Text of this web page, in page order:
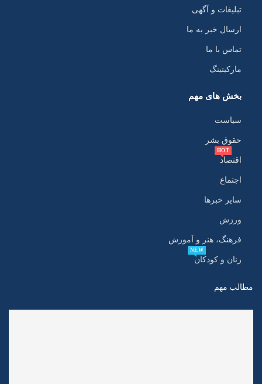
تبلیغات و آگهی
ارسال خبر به ما
تماس با ما
مارکیتینگ
بخش های مهم
سیاست
حقوق بشر
اقتصاد
HOT
اجتماع
سایر خبرها
ورزش
فرهنگ، هنر و آموزش
زنان و کودکان
NEW
مطالب مهم